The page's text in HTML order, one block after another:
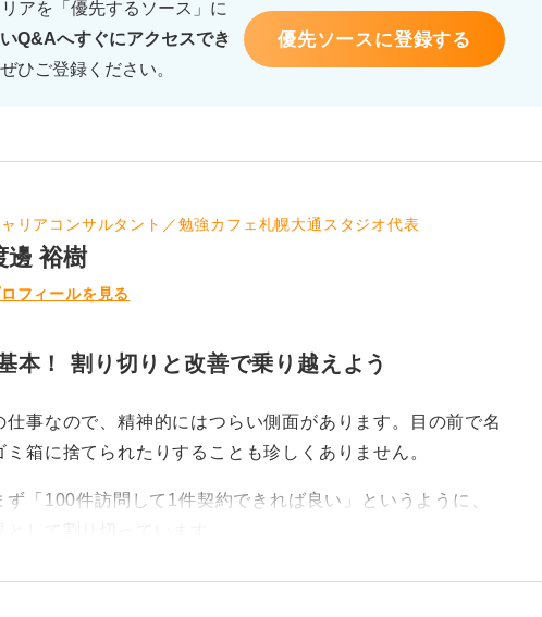
アを「優先するソース」に
Q&Aへすぐにアクセスでき
ひご登録ください。
優先ソースに登録する
リアコンサルタント／勉強カフェ札幌大通スタジオ代表
邊 裕樹
フィールを見る
本！ 割り切りと改善で乗り越えよう
仕事なので、精神的にはつらい側面があります。目の前で名
箱に捨てられたりすることも珍しくありません。
ず「100件訪問して1件契約できれば良い」というように、
して割り切っています。
なすのではなく、「次はどうアプローチしようか」と常に工